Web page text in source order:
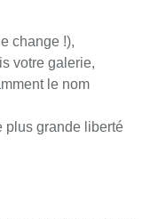
change !),
votre galerie,
le nom
plus grande liberté